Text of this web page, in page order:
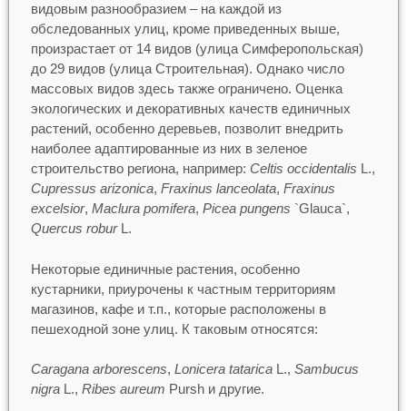
видовым разнообразием – на каждой из
обследованных улиц, кроме приведенных выше,
произрастает от 14 видов (улица Симферопольская)
до 29 видов (улица Строительная). Однако число
массовых видов здесь также ограничено. Оценка
экологических и декоративных качеств единичных
растений, особенно деревьев, позволит внедрить
наиболее адаптированные из них в зеленое
строительство региона, например: Celtis occidentalis L.,
Cupressus arizonica, Fraxinus lanceolata, Fraxinus
excelsior, Maclura pomifera, Picea pungens `Glauca`,
Quercus roburL.
Некоторые единичные растения, особенно
кустарники, приурочены к частным территориям
магазинов, кафе и т.п., которые расположены в
пешеходной зоне улиц. К таковым относятся:
Caragana arborescens, Lonicera tataricaL., Sambucus
nigraL., Ribes aureum Pursh и другие.